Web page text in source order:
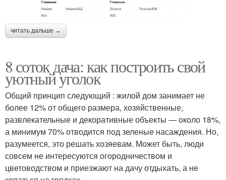
читать дальше →
8 соток дача: как построить свой
уютный уголок
Общий принцип следующий : жилой дом занимает не
более 12% от общего размера, хозяйственные,
развлекательные и декоративные объекты ― около 18%,
а минимум 70% отводится под зеленые насаждения. Но,
разумеется, это решать хозяевам. Может быть, люди
совсем не интересуются огородничеством и
цветоводством и приезжают на дачу отдыхать, а не